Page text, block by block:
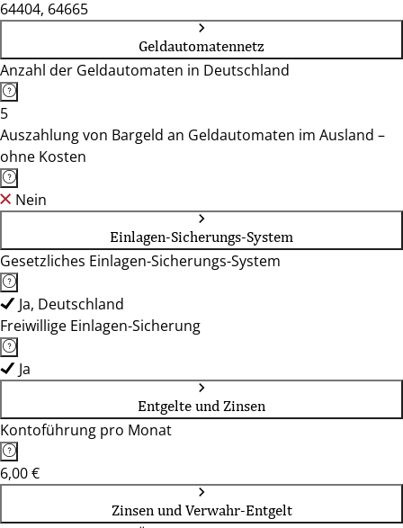
64404, 64665
Geldautomatennetz
Anzahl der Geldautomaten in Deutschland
5
Auszahlung von Bargeld an Geldautomaten im Ausland –
ohne Kosten
Nein
Einlagen-Sicherungs-System
Gesetzliches Einlagen-Sicherungs-System
Ja, Deutschland
Freiwillige Einlagen-Sicherung
Ja
Entgelte und Zinsen
Kontoführung pro Monat
6,00 €
Zinsen und Verwahr-Entgelt